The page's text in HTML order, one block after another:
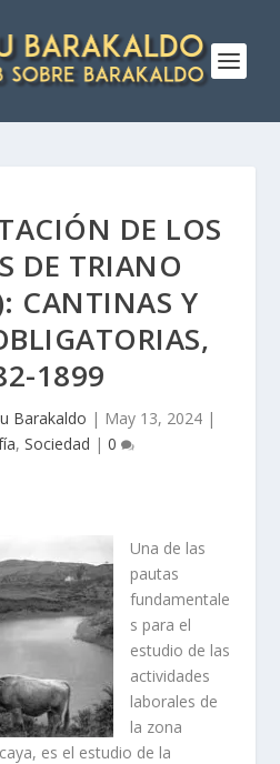
DE LOS
DE TRIANO
CANTINAS Y
1899
Barakaldo | May 13, 2024|
, Sociedad | 0
Una de las
pautas
fundamentale
s para el
estudio de las
actividades
laborales de
la zona
es el estudio de la